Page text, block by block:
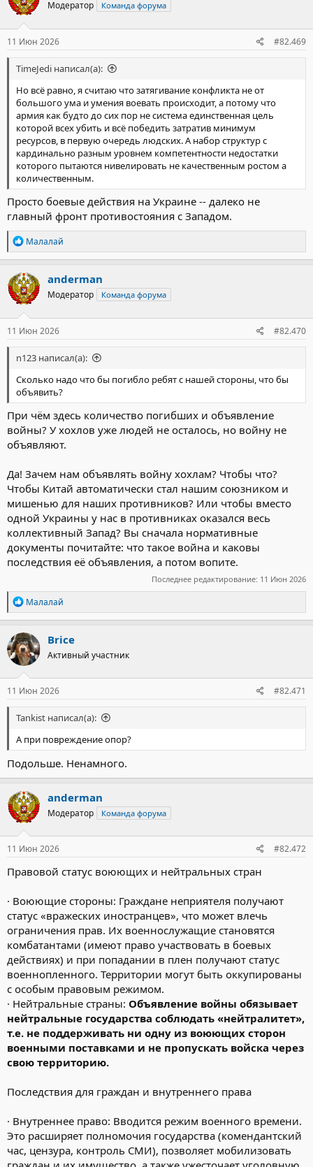
Модератор Команда форума
11 Июн 2026 #82.469
TimeJedi написал(а):
Но всё равно, я считаю что затягивание конфликта не от
большого ума и умения воевать происходит, а потому что
армия как будто до сих пор не система единственная цель
которой всех убить и всё победить затратив минимум
ресурсов, в первую очередь людских. А набор структур с
кардинально разным уровнем компетентности недостатки
которого пытаются нивелировать не качественным ростом а
количественным.
Просто боевые действия на Украине -- далеко не
главный фронт противостояния с Западом.
Р
е
а
к
ц
и
и
:
Малалай
anderman
Модератор Команда форума
11 Июн 2026 #82.470
n123 написал(а):
Сколько надо что бы погибло ребят с нашей стороны, что бы
объявить?
При чём здесь количество погибших и объявление
войны? У хохлов уже людей не осталось, но войну не
объявляют.
Да! Зачем нам объявлять войну хохлам? Чтобы что?
Чтобы Китай автоматически стал нашим союзником и
мишенью для наших противников? Или чтобы вместо
одной Украины у нас в противниках оказался весь
коллективный Запад? Вы сначала нормативные
документы почитайте: что такое война и каковы
последствия её объявления, а потом вопите.
Последнее редактирование: 11 Июн 2026
Р
е
а
к
ц
и
и
:
Малалай
Brice
Активный участник
11 Июн 2026 #82.471
Tankist написал(а):
А при повреждение опор?
Подольше. Ненамного.
anderman
Модератор Команда форума
11 Июн 2026 #82.472
Правовой статус воюющих и нейтральных стран
· Воюющие стороны: Граждане неприятеля получают
статус «вражеских иностранцев», что может влечь
ограничения прав. Их военнослужащие становятся
комбатантами (имеют право участвовать в боевых
действиях) и при попадании в плен получают статус
военнопленного. Территории могут быть оккупированы
с особым правовым режимом.
· Нейтральные страны: Объявление войны обязывает
нейтральные государства соблюдать «нейтралитет»,
т.е. не поддерживать ни одну из воюющих сторон
военными поставками и не пропускать войска через
свою территорию.
Последствия для граждан и внутреннего права
· Внутреннее право: Вводится режим военного времени.
Это расширяет полномочия государства (комендантский
час, цензура, контроль СМИ), позволяет мобилизовать